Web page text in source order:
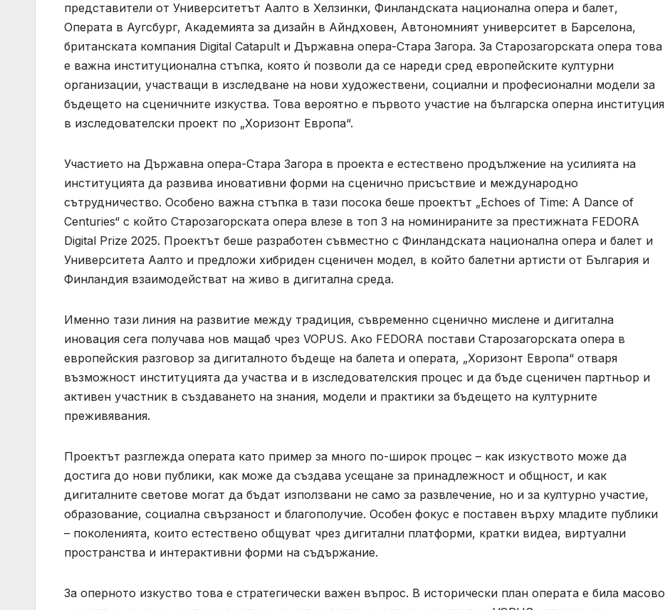
представители от Университетът Аалто в Хелзинки, Финландската национална опера и балет,
Операта в Аугсбург, Академията за дизайн в Айндховен, Автономният университет в Барселона,
британската компания Digital Catapult и Държавна опера-Стара Загора. За Старозагорската опера това
е важна институционална стъпка, която ѝ позволи да се нареди сред европейските културни
организации, участващи в изследване на нови художествени, социални и професионални модели за
бъдещето на сценичните изкуства. Това вероятно е първото участие на българска оперна институция
в изследователски проект по „Хоризонт Европа“.
Участието на Държавна опера-Стара Загора в проекта е естествено продължение на усилията на
институцията да развива иновативни форми на сценично присъствие и международно
сътрудничество. Особено важна стъпка в тази посока беше проектът „Echoes of Time: A Dance of
Centuries“ с който Старозагорската опера влезе в топ 3 на номинираните за престижната FEDORA
Digital Prize 2025. Проектът беше разработен съвместно с Финландската национална опера и балет и
Университета Аалто и предложи хибриден сценичен модел, в който балетни артисти от България и
Финландия взаимодействат на живо в дигитална среда.
Именно тази линия на развитие между традиция, съвременно сценично мислене и дигитална
иновация сега получава нов мащаб чрез VOPUS. Ако FEDORA постави Старозагорската опера в
европейския разговор за дигиталното бъдеще на балета и операта, „Хоризонт Европа“ отваря
възможност институцията да участва и в изследователския процес и да бъде сценичен партньор и
активен участник в създаването на знания, модели и практики за бъдещето на културните
преживявания.
Проектът разглежда операта като пример за много по-широк процес – как изкуството може да
достига до нови публики, как може да създава усещане за принадлежност и общност, и как
дигиталните светове могат да бъдат използвани не само за развлечение, но и за културно участие,
образование, социална свързаност и благополучие. Особен фокус е поставен върху младите публики
– поколенията, които естествено общуват чрез дигитални платформи, кратки видеа, виртуални
пространства и интерактивни форми на съдържание.
За оперното изкуство това е стратегически важен въпрос. В исторически план операта е била масово